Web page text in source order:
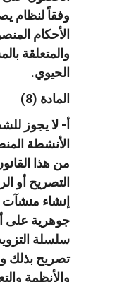
وفقاً لنظام
الأحكام
والمتعلقة
الحيوي.
المادة (8)
أ- لا يجوز
من هذا
التصريح أو
إنشاء منشآت
جوهرية على
سلسلة
تصريح بذلك
والأنظمة